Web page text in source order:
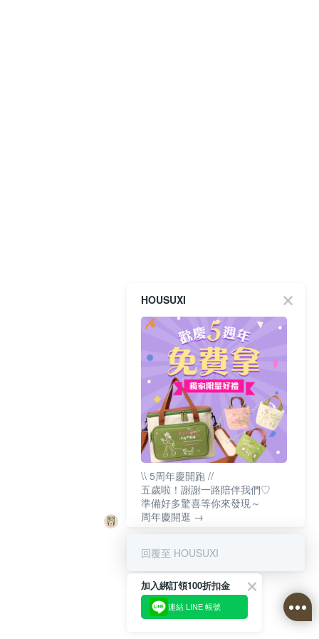
HOUSUXI
\\ 5周年慶開跑 //
五歲啦！謝謝一路陪伴我們♡
準備好多驚喜等你來發現～
周年慶開逛 →
回覆至 HOUSUXI
加入綁訂領100折扣金
連結 LINE 帳號